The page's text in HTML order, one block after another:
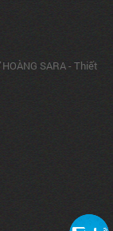
SARA - Thiết